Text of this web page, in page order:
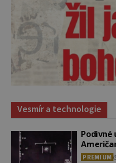
Vesmír a technologie
Podivné
PREMIUM